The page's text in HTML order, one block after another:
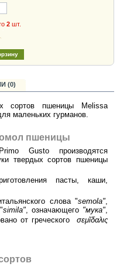
2шт.
(0)
сортов пшеницы Melissa
маленьких гурманов.
пшеницы
Gusto производятся
твердых сортов пшеницы
пасты, каши,
слова "semola"
simila", означающего "мука"
от греческого
σεμῖδαλις